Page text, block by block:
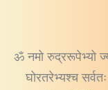
ॐ नमो रुद्ररूपेभ्यो
घोरतरेभ्यश्च